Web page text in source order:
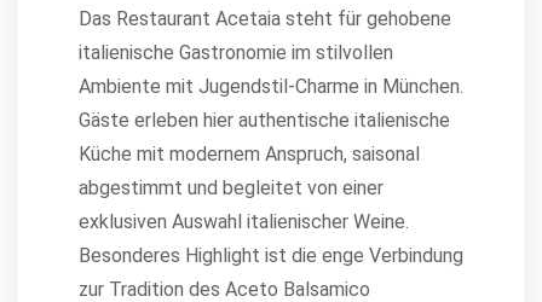
Das Restaurant Acetaia steht für gehobene
italienische Gastronomie im stilvollen
Ambiente mit Jugendstil-Charme in München.
Gäste erleben hier authentische italienische
Küche mit modernem Anspruch, saisonal
abgestimmt und begleitet von einer
exklusiven Auswahl italienischer Weine.
Besonderes Highlight ist die enge Verbindung
zur Tradition des Aceto Balsamico